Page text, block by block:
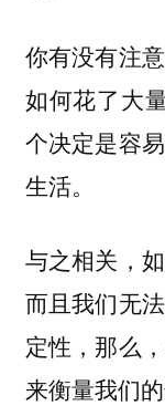
你有没有注
如何花了大
个决定是容
生活。
与之相关，
而且我们无
定性，那么
来衡量我们